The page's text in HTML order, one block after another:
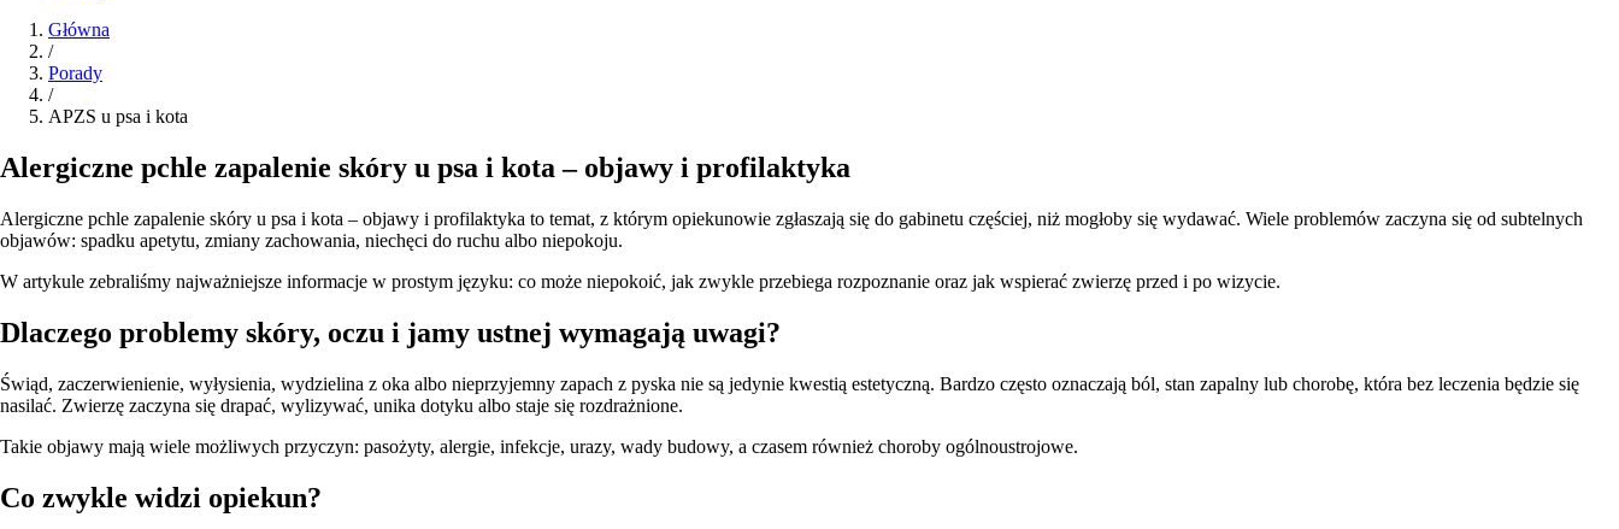
Główna
/
Porady
/
APZS u psa i kota
Alergiczne pchle zapalenie skóry u psa i kota – objawy i profilaktyka
Alergiczne pchle zapalenie skóry u psa i kota – objawy i profilaktyka to temat, z którym opiekunowie zgłaszają się do gabinetu częściej, niż mogłoby się wydawać. Wiele problemów zaczyna się od subtelnych
objawów: spadku apetytu, zmiany zachowania, niechęci do ruchu albo niepokoju.
W artykule zebraliśmy najważniejsze informacje w prostym języku: co może niepokoić, jak zwykle przebiega rozpoznanie oraz jak wspierać zwierzę przed i po wizycie.
Dlaczego problemy skóry, oczu i jamy ustnej wymagają uwagi?
Świąd, zaczerwienienie, wyłysienia, wydzielina z oka albo nieprzyjemny zapach z pyska nie są jedynie kwestią estetyczną. Bardzo często oznaczają ból, stan zapalny lub chorobę, która bez leczenia będzie się
nasilać. Zwierzę zaczyna się drapać, wylizywać, unika dotyku albo staje się rozdrażnione.
Takie objawy mają wiele możliwych przyczyn: pasożyty, alergie, infekcje, urazy, wady budowy, a czasem również choroby ogólnoustrojowe.
Co zwykle widzi opiekun?